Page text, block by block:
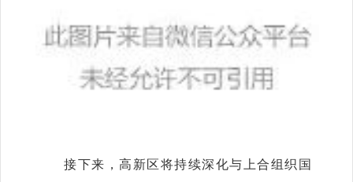
接下来，高新区将持续深化与上合组织国